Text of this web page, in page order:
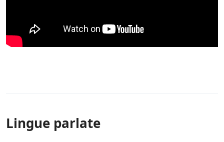
Lingue parlate